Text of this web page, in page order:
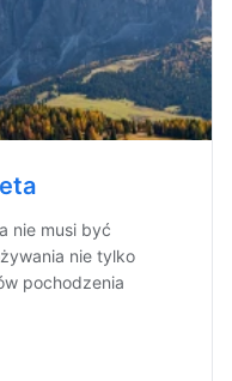
nie musi być
nie tylko
pochodzenia